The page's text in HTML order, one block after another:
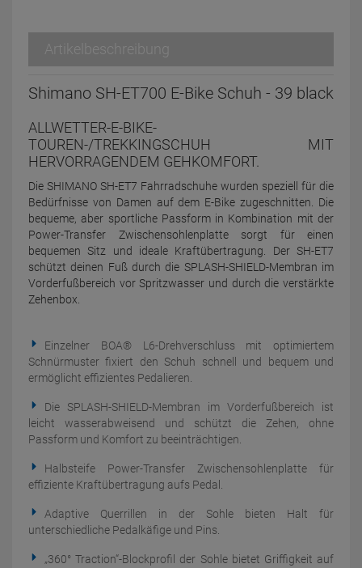
Artikelbeschreibung
Shimano SH-ET700 E-Bike Schuh - 39 black
ALLWETTER-E-BIKE-
TOUREN-/TREKKINGSCHUH MIT
HERVORRAGENDEM GEHKOMFORT.
Die SHIMANO SH-ET7 Fahrradschuhe wurden speziell für die
Bedürfnisse von Damen auf dem E-Bike zugeschnitten. Die
bequeme, aber sportliche Passform in Kombination mit der
Power-Transfer Zwischensohlenplatte sorgt für einen
bequemen Sitz und ideale Kraftübertragung. Der SH-ET7
schützt deinen Fuß durch die SPLASH-SHIELD-Membran im
Vorderfußbereich vor Spritzwasser und durch die verstärkte
Zehenbox.
Einzelner BOA® L6-Drehverschluss mit optimiertem
Schnürmuster fixiert den Schuh schnell und bequem und
ermöglicht effizientes Pedalieren.
Die SPLASH-SHIELD-Membran im Vorderfußbereich ist
leicht wasserabweisend und schützt die Zehen, ohne
Passform und Komfort zu beeinträchtigen.
Halbsteife Power-Transfer Zwischensohlenplatte für
effiziente Kraftübertragung aufs Pedal.
Adaptive Querrillen in der Sohle bieten Halt für
unterschiedliche Pedalkäfige und Pins.
„360° Traction“-Blockprofil der Sohle bietet Griffigkeit auf